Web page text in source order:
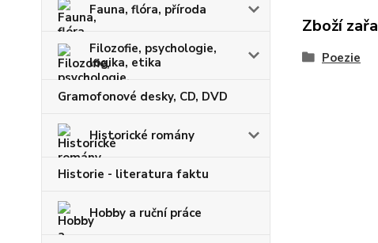
Fauna, flóra, příroda
Filozofie, psychologie,
logika, etika
Gramofonové desky, CD, DVD
Historické romány
Historie - literatura faktu
Hobby a ruční práce
Zboží
Poezie